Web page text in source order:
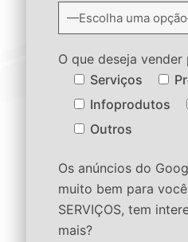
O que deseja vender
Serviços
Infoprodutos
Outros
Os anúncios do
muito bem para
SERVIÇOS, tem
mais?